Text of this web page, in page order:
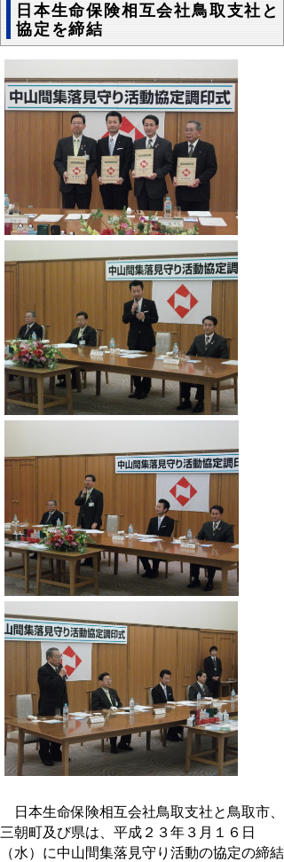
日本生命保険相互会社鳥取支社と
協定を締結
日本生命保険相互会社鳥取支社と鳥取市、
三朝町及び県は、平成２３年３月１６日
（水）に中山間集落見守り活動の協定の締結